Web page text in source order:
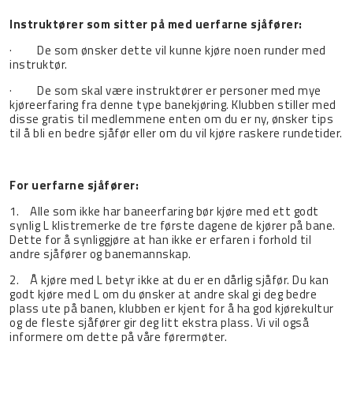
Instruktører som sitter på med uerfarne sjåfører:
· De som ønsker dette vil kunne kjøre noen runder med
instruktør.
· De som skal være instruktører er personer med mye
kjøreerfaring fra denne type banekjøring. Klubben stiller med
disse gratis til medlemmene enten om du er ny, ønsker tips
til å bli en bedre sjåfør eller om du vil kjøre raskere rundetider.
For uerfarne sjåfører:
1. Alle som ikke har baneerfaring bør kjøre med ett godt
synlig L klistremerke de tre første dagene de kjører på bane.
Dette for å synliggjøre at han ikke er erfaren i forhold til
andre sjåfører og banemannskap.
2. Å kjøre med L betyr ikke at du er en dårlig sjåfør. Du kan
godt kjøre med L om du ønsker at andre skal gi deg bedre
plass ute på banen, klubben er kjent for å ha god kjørekultur
og de fleste sjåfører gir deg litt ekstra plass. Vi vil også
informere om dette på våre førermøter.